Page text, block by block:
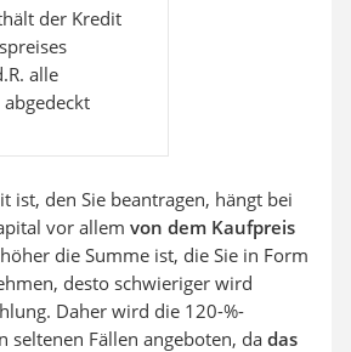
der Kredit
alle
ist, den Sie beantragen, hängt bei
vor allem von dem Kaufpreis
höher die Summe ist, die Sie in Form
desto schwieriger wird
Daher wird die 120-%-
seltenen Fällen angeboten, da das